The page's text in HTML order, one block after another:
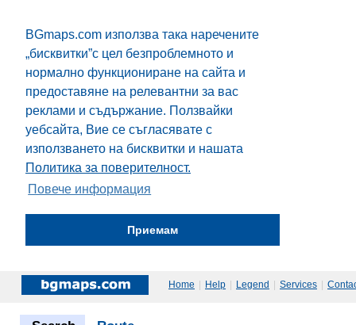
BGmaps.com използва така наречените
„бисквитки”с цел безпроблемното и
нормално функциониране на сайта и
предоставяне на релевантни за вас
реклами и съдържание. Ползвайки
уебсайта, Вие се съгласявате с
използването на бисквитки и нашата
Политика за поверителност.
Повече информация
Приемам
Home | Help | Legend | Services |